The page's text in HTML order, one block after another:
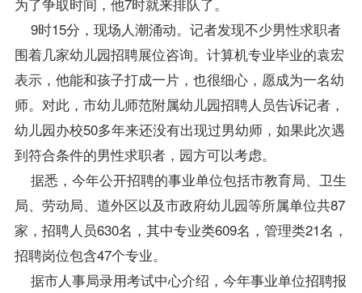
9时15分，现场人潮涌动。记者发现不少男性求职者
围着几家幼儿园招聘展位咨询。计算机专业毕业的袁宏
表示，他能和孩子打成一片，也很细心，愿成为一名幼
师。对此，市幼儿师范附属幼儿园招聘人员告诉记者，
幼儿园办校50多年来还没有出现过男幼师，如果此次遇
到符合条件的男性求职者，园方可以考虑。
据悉，今年公开招聘的事业单位包括市教育局、卫生
局、劳动局、道外区以及市政府幼儿园等所属单位共87
家，招聘人员630名，其中专业类609名，管理类21名，
招聘岗位包含47个专业。
据市人事局录用考试中心介绍，今年事业单位招聘报